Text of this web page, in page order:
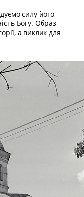
силу його
Богу. Образ
а виклик для